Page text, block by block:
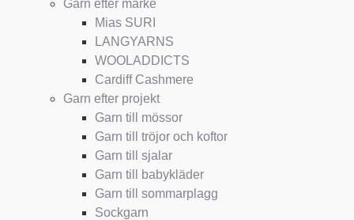
Garn efter märke
Mias SURI
LANGYARNS
WOOLADDICTS
Cardiff Cashmere
Garn efter projekt
Garn till mössor
Garn till tröjor och koftor
Garn till sjalar
Garn till babykläder
Garn till sommarplagg
Sockgarn